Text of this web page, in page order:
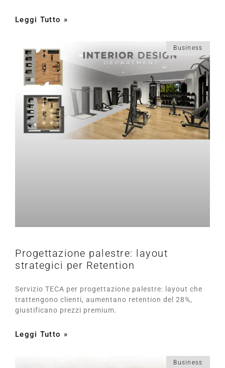
Leggi Tutto »
Business
Progettazione palestre: layout
strategici per Retention
Servizio TECA per progettazione palestre: layout che
trattengono clienti, aumentano retention del 28%,
giustificano prezzi premium.
Leggi Tutto »
Business